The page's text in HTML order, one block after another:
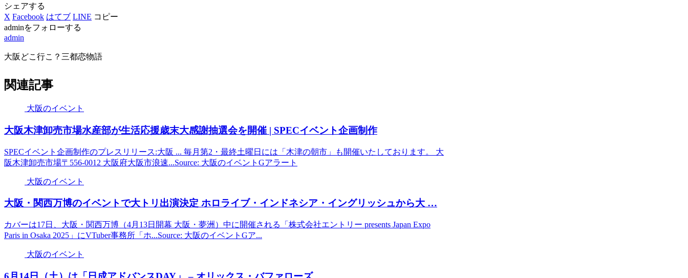
シェアする
X Facebook はてブ LINE コピー
adminをフォローする
admin
大阪どこ行こ？三都恋物語
関連記事
大阪のイベント
大阪木津卸売市場水産部が生活応援歳末大感謝抽選会を開催 | SPECイベント企画制作
SPECイベント企画制作のプレスリリース:大阪 ... 毎月第2・最終土曜日には「木津の朝市」も開催いたしております。 大
阪木津卸売市場〒556-0012 大阪府大阪市浪速...Source: 大阪のイベントGアラート
大阪のイベント
大阪 ・関西万博のイベントで大トリ出演決定 ホロライブ・インドネシア・イングリッシュから大 …
カバーは17日、大阪・関西万博（4月13日開幕 大阪・夢洲）中に開催される「株式会社エントリー presents Japan Expo
Paris in Osaka 2025」にVTuber事務所「ホ...Source: 大阪のイベントGア...
大阪のイベント